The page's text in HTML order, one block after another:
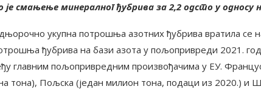
смањење минералног ђубрива за 2,2 одсто у односу
укупна потрошња азотних ђубрива вратила се
ђубрива на бази азота у пољопривреди 2021.
главним пољопривредним произвођачима у ЕУ.
тона), Пољска (један милион тона, подаци из 2020.) и